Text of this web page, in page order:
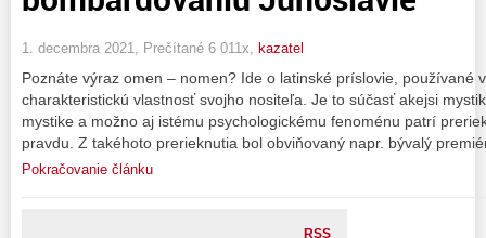
1. decembra 2021, Prečítané 6 011x, kazatel
Poznáte výraz omen – nomen? Ide o latinské príslovie, používané
charakteristickú vlastnosť svojho nositeľa. Je to súčasť akejsi
mystike a možno aj istému psychologickému fenoménu patrí
pravdu. Z takéhoto prerieknutia bol obviňovaný napr. bývalý
Pokračovanie článku
RSS